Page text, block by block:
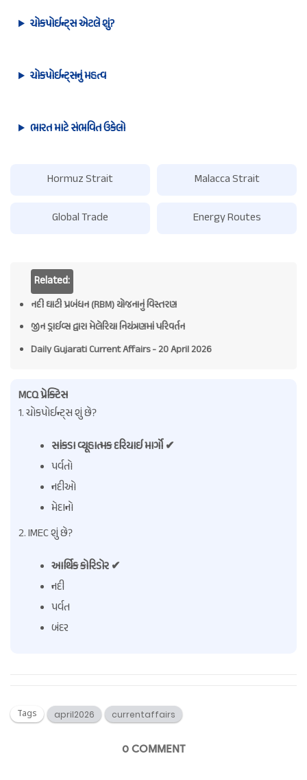
ચોકપોઈન્ટ્સ એટલે શું?
ચોકપોઈન્ટ્સનું મહત્વ
ભારત માટે સંભવિત ઉકેલો
Hormuz Strait Malacca Strait
Global Trade Energy Routes
Related:
નદી ઘાટી પ્રબંધન (RBM) યોજનાનું વિસ્તરણ
જીન ડ્રાઈવ્સ દ્વારા મેલેરિયા નિયંત્રણમાં પરિવર્તન
Daily Gujarati Current Affairs - 20 April 2026
MCQ પ્રેક્ટિસ
1. ચોકપોઈન્ટ્સ શું છે?
સાંકડા વ્યૂહાત્મક દરિયાઈ માર્ગો ✔
પર્વતો
નદીઓ
મેદાનો
2. IMEC શું છે?
આર્થિક કોરિડોર ✔
નદી
પર્વત
બંદર
Tags april2026 currentaffairs
0 COMMENT